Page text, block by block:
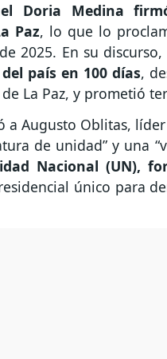
Doria Medina
Paz, lo que lo
2025. En su
país en 100 días,
La Paz, y prometió
Augusto Oblitas,
de unidad” y una
Nacional (UN),
único para